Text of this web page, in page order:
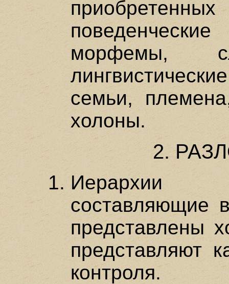
морфемы,
семьи,
холоны.
2.
Иерархии
составляющие
представлены
представляют
контроля.